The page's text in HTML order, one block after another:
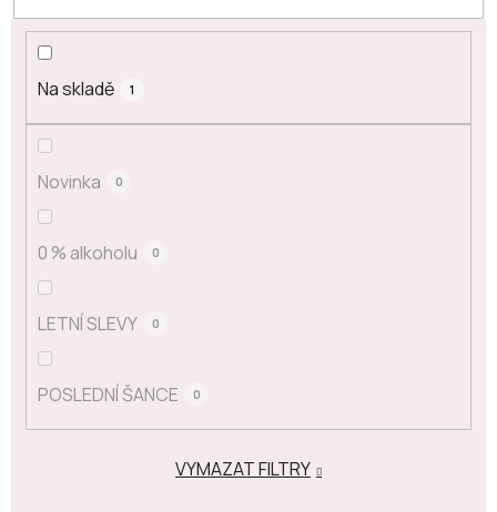
Na skladě 1
Novinka 0
0 % alkoholu 0
LETNÍ SLEVY 0
POSLEDNÍ ŠANCE 0
VYMAZAT FILTRY